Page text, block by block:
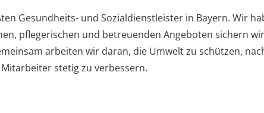
Gesundheits- und Sozialdienstleister in Bayern. Wir
pflegerischen und betreuenden Angeboten sichern
arbeiten wir daran, die Umwelt zu schützen,
stetig zu verbessern.